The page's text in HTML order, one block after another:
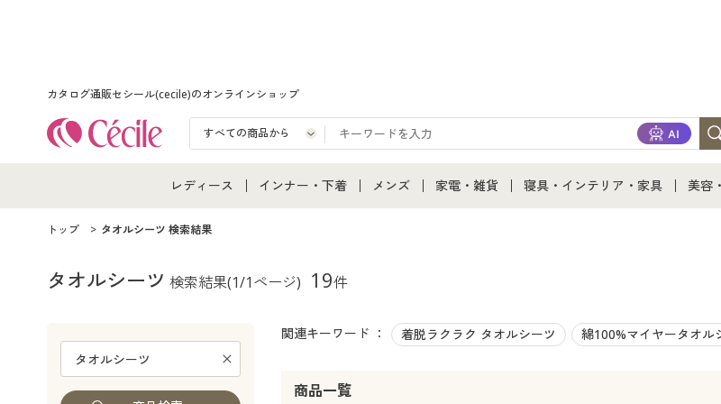
カタログ通販セシール(cecile)のオンラインショップ
レディース
レディース通販すべて
インナー・下着 メンズ 家電・雑貨 寝具・インテリア・家具 美容
トップ タオルシーツ 検索結果
タオルシーツ 検索結果(1/1ページ) 19件
関連キーワード ： 着脱ラクラク タオルシーツ 綿100%マイヤータオル
商品一覧